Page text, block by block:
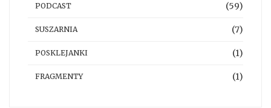
PODCAST (59)
SUSZARNIA (7)
POSKLEJANKI (1)
FRAGMENTY (1)